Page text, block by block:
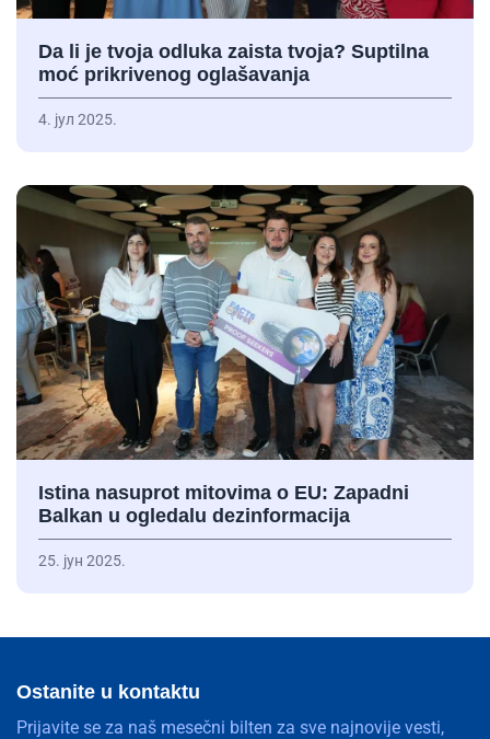
Da li je tvoja odluka zaista tvoja? Suptilna
moć prikrivenog oglašavanja
4. јул 2025.
Istina nasuprot mitovima o EU: Zapadni
Balkan u ogledalu dezinformacija
25. јун 2025.
Ostanite u kontaktu
Prijavite se za naš mesečni bilten za sve najnovije vesti,